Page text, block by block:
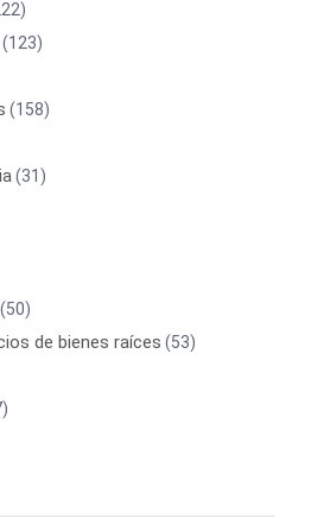
(123)
(158)
(31)
(50)
de bienes raíces (53)